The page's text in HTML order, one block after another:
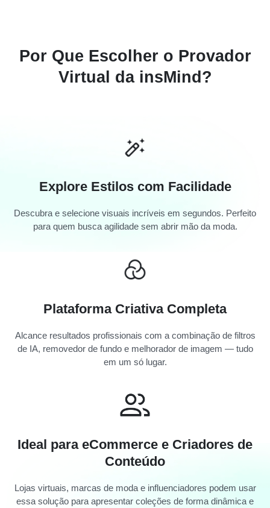
Por Que Escolher o Provador
Virtual da insMind?
Explore Estilos com Facilidade
Descubra e selecione visuais incríveis em segundos. Perfeito
para quem busca agilidade sem abrir mão da moda.
Plataforma Criativa Completa
Alcance resultados profissionais com a combinação de filtros
de IA, removedor de fundo e melhorador de imagem — tudo
em um só lugar.
Ideal para eCommerce e Criadores de
Conteúdo
Lojas virtuais, marcas de moda e influenciadores podem usar
essa solução para apresentar coleções de forma dinâmica e